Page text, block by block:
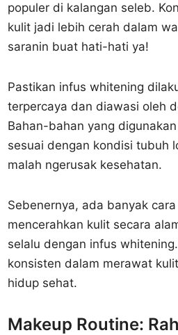
populer di kalangan seleb.
kulit jadi lebih cerah dalam
saranin buat hati-hati ya!
Pastikan infus whitening
terpercaya dan diawasi oleh
Bahan-bahan yang
sesuai dengan kondisi tubuh
malah ngerusak kesehatan.
Sebenernya, ada banyak
mencerahkan kulit secara
selalu dengan infus
konsisten dalam merawat
hidup sehat.
Makeup Routine: